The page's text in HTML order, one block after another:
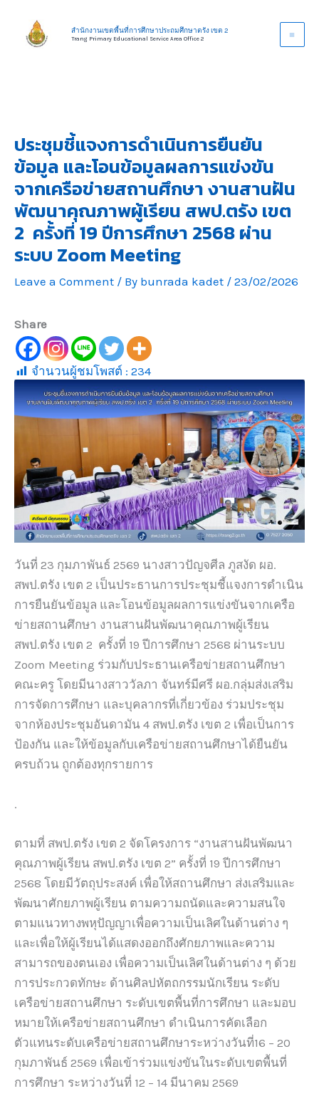
content
สำนักงานเขตพื้นที่การศึกษาประถมศึกษาตรัง เขต 2
Trang Primary Educational Service Area Office 2
ประชุมชี้แจงการดำเนินการยืนยัน
ข้อมูล และโอนข้อมูลผลการแข่งขัน
จากเครือข่ายสถานศึกษา งานสานฝัน
พัฒนาคุณภาพผู้เรียน สพป.ตรัง เขต
2 ครั้งที่ 19 ปีการศึกษา 2568 ผ่าน
ระบบ Zoom Meeting
Leave a Comment / By bunrada kadet / 23/02/2026
Share
จำนวนผู้ชมโพสต์ : 234
วันที่ 23 กุมภาพันธ์ 2569 นางสาวปัญจศีล ภูสงัด ผอ.
สพป.ตรัง เขต 2 เป็นประธานการประชุมชี้แจงการดำเนิน
การยืนยันข้อมูล และโอนข้อมูลผลการแข่งขันจากเครือ
ข่ายสถานศึกษา งานสานฝันพัฒนาคุณภาพผู้เรียน
สพป.ตรัง เขต 2 ครั้งที่ 19 ปีการศึกษา 2568 ผ่านระบบ
Zoom Meeting ร่วมกับประธานเครือข่ายสถานศึกษา
คณะครู โดยมีนางสาววัลภา จันทร์มีศรี ผอ.กลุ่มส่งเสริม
การจัดการศึกษา และบุคลากรที่เกี่ยวข้อง ร่วมประชุม
จากห้องประชุมอันดามัน 4 สพป.ตรัง เขต 2 เพื่อเป็นการ
ป้องกัน และให้ข้อมูลกับเครือข่ายสถานศึกษาได้ยืนยัน
ครบถ้วน ถูกต้องทุกรายการ
.
ตามที่ สพป.ตรัง เขต 2 จัดโครงการ “งานสานฝันพัฒนา
คุณภาพผู้เรียน สพป.ตรัง เขต 2” ครั้งที่ 19 ปีการศึกษา
2568 โดยมีวัตถุประสงค์ เพื่อให้สถานศึกษา ส่งเสริมและ
พัฒนาศักยภาพผู้เรียน ตามความถนัดและความสนใจ
ตามแนวทางพหุปัญญาเพื่อความเป็นเลิศในด้านต่าง ๆ
และเพื่อให้ผู้เรียนได้แสดงออกถึงศักยภาพและความ
สามารถของตนเอง เพื่อความเป็นเลิศในด้านต่าง ๆ ด้วย
การประกวดทักษะ ด้านศิลปหัตถกรรมนักเรียน ระดับ
เครือข่ายสถานศึกษา ระดับเขตพื้นที่การศึกษา และมอบ
หมายให้เครือข่ายสถานศึกษา ดำเนินการคัดเลือก
ตัวแทนระดับเครือข่ายสถานศึกษาระหว่างวันที่16 – 20
กุมภาพันธ์ 2569 เพื่อเข้าร่วมแข่งขันในระดับเขตพื้นที่
การศึกษา ระหว่างวันที่ 12 – 14 มีนาคม 2569